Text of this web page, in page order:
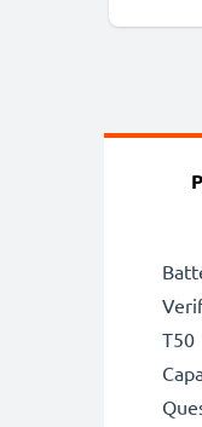
T50